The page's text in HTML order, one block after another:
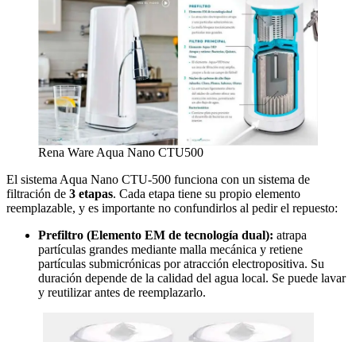
Rena Ware Aqua Nano CTU500
El sistema Aqua Nano CTU-500 funciona con un sistema de
filtración de 3 etapas. Cada etapa tiene su propio elemento
reemplazable, y es importante no confundirlos al pedir el repuesto:
Prefiltro (Elemento EM de tecnología dual): atrapa
partículas grandes mediante malla mecánica y retiene
partículas submicrónicas por atracción electropositiva. Su
duración depende de la calidad del agua local. Se puede lavar
y reutilizar antes de reemplazarlo.